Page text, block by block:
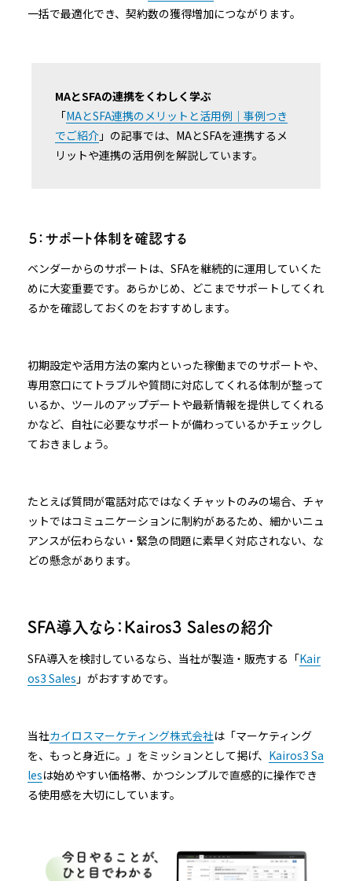
一括で最適化でき、契約数の獲得増加につながります。
MAとSFAの連携をくわしく学ぶ
「MAとSFA連携のメリットと活用例｜事例つき
でご紹介 」の記事では、MAとSFAを連携するメ
リットや連携の活用例を解説しています。
５：サポート体制を確認する
ベンダーからのサポートは、SFAを継続的に運用していくた
めに大変重要です。あらかじめ、どこまでサポートしてくれ
るかを確認しておくのをおすすめします。
初期設定や活用方法の案内といった稼働までのサポートや、
専用窓口にてトラブルや質問に対応してくれる体制が整って
いるか、ツールのアップデートや最新情報を提供してくれる
かなど、自社に必要なサポートが備わっているかチェックし
ておきましょう。
たとえば質問が電話対応ではなくチャットのみの場合、チャ
ットではコミュニケーションに制約があるため、細かいニュ
アンスが伝わらない・緊急の問題に素早く対応されない、な
どの懸念があります。
SFA導入なら：Kairos3 Salesの紹介
SFA導入を検討しているなら、当社が製造・販売する「Kair
os3 Sales 」がおすすめです。
当社カイロスマーケティング株式会社は「マーケティング
を、もっと身近に。」をミッションとして掲げ、 Kairos3 Sa
lesは始めやすい価格帯、かつシンプルで直感的に操作でき
る使用感を大切にしています。